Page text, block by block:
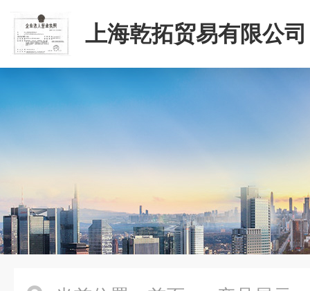
上海乾拓贸易有限公司